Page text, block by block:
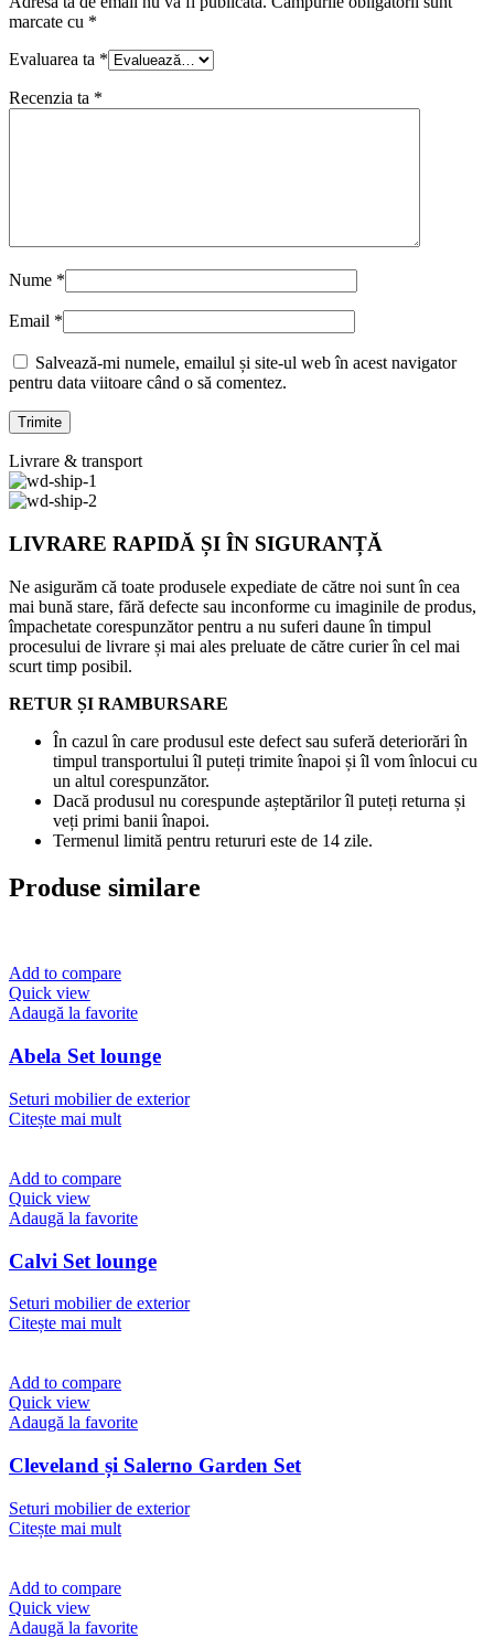
marcate cu *
Evaluarea ta *
Recenzia ta *
Nume *
Email *
Salvează-mi numele, emailul și site-ul web în acest navigator
pentru data viitoare când o să comentez.
Livrare & transport
LIVRARE RAPIDĂ ȘI ÎN SIGURANȚĂ
Ne asigurăm că toate produsele expediate de către noi sunt în cea
mai bună stare, fără defecte sau inconforme cu imaginile de produs,
împachetate corespunzător pentru a nu suferi daune în timpul
procesului de livrare și mai ales preluate de către curier în cel mai
scurt timp posibil.
RETUR ȘI RAMBURSARE
În cazul în care produsul este defect sau suferă deteriorări în
timpul transportului îl puteți trimite înapoi și îl vom înlocui cu
un altul corespunzător.
Dacă produsul nu corespunde așteptărilor îl puteți returna și
veți primi banii înapoi.
Termenul limită pentru retururi este de 14 zile.
Produse similare
Add to compare
Quick view
Adaugă la favorite
Abela Set lounge
Seturi mobilier de exterior
Citește mai mult
Add to compare
Quick view
Adaugă la favorite
Calvi Set lounge
Seturi mobilier de exterior
Citește mai mult
Add to compare
Quick view
Adaugă la favorite
Cleveland și Salerno Garden Set
Seturi mobilier de exterior
Citește mai mult
Add to compare
Quick view
Adaugă la favorite